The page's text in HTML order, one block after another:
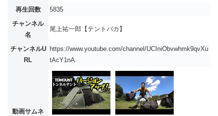
再生回数
5835
チャンネル
名
尾上祐一郎【テントバカ】
チャンネルU
RL
https://www.youtube.com/channel/UCIniObvwhmk9qvXu
tAcY1nA
動画サムネ